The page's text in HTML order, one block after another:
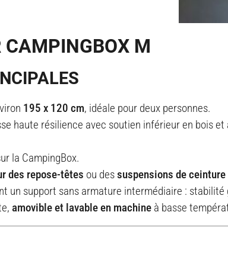
CAMPINGBOX M
195 x 120 cm, idéale pour deux personnes.
haute résilience avec soutien inférieur en bois
la CampingBox.
des repose-têtes ou dessuspensions de
un support sans armature intermédiaire :
amovible et lavable en machine à basse